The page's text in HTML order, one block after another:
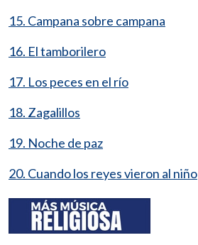
15. Campana sobre campana
16. El tamborilero
17. Los peces en el río
18. Zagalillos
19. Noche de paz
20. Cuando los reyes vieron al niño